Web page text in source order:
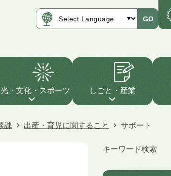
GO
・文化・スポーツ しごと・産業
課 出産・育児に関すること サポート
キーワード検索